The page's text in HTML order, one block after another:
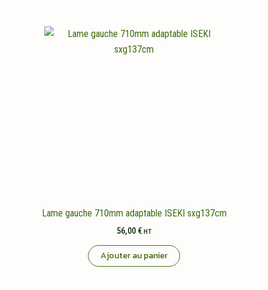
Lame gauche 710mm adaptable ISEKI sxg137cm
56,00 € HT
Ajouter au panier